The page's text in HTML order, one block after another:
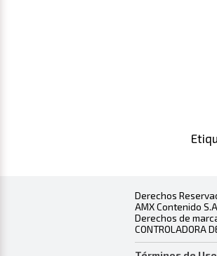
Derechos
AMX Contenido
Derechos de
CONTROLADORA